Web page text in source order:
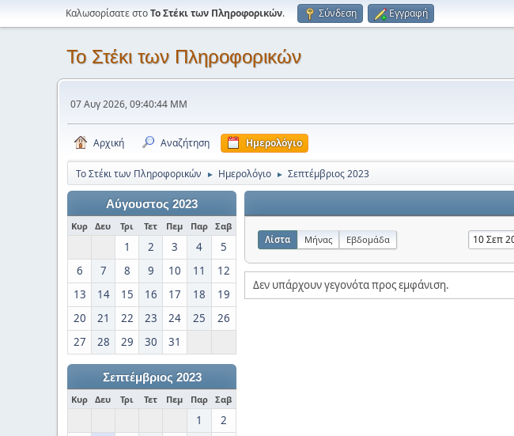
Καλωσορίσατε στοΤο Στέκι των Πληροφορικών. Σύνδεση Εγγραφή
Το Στέκι των Πληροφορικών
07 Αυγ 2026, 09:40:44 ΜΜ
Αρχική Αναζήτηση Ημερολόγιο
Το Στέκι των Πληροφορικών ► Ημερολόγιο ► Σεπτέμβριος 2023
Αύγουστος 2023
Κυρ Δευ Τρι Τετ Πεμ Παρ Σαβ
1 2 3 4
5
6
7 8 9 10 11
12
13
14 15 16 17 18
19
20
21 22 23 24 25
26
27
28 29 30 31
Σεπτέμβριος 2023
Κυρ Δευ Τρι Τετ Πεμ Παρ Σαβ
1
2
Λίστα Μήνας Εβδομάδα
Δεν υπάρχουν γεγονότα προς εμφάνιση.